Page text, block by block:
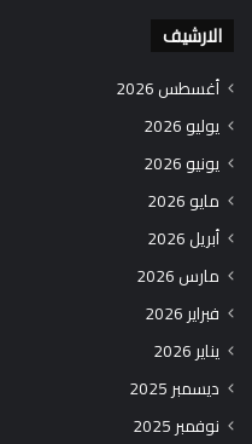
الارشيف
أغسطس 2026
يوليو 2026
يونيو 2026
مايو 2026
أبريل 2026
مارس 2026
فبراير 2026
يناير 2026
ديسمبر 2025
نوفمبر 2025